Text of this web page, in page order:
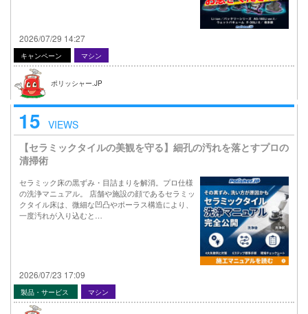
2026/07/29 14:27
キャンペーン マシン
ポリッシャー.JP
15 VIEWS
【セラミックタイルの美観を守る】細孔の汚れを落とすプロの
清掃術
セラミック床の黒ずみ・目詰まりを解消。プロ仕様
の洗浄マニュアル。 店舗や施設の顔であるセラミッ
クタイル床は、微細な凹凸やポーラス構造により、
一度汚れが入り込むと…
2026/07/23 17:09
製品・サービス マシン